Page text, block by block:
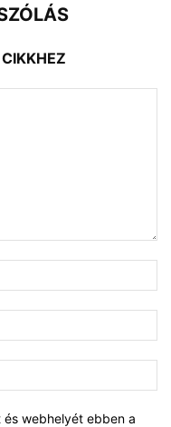
webhelyét ebben a